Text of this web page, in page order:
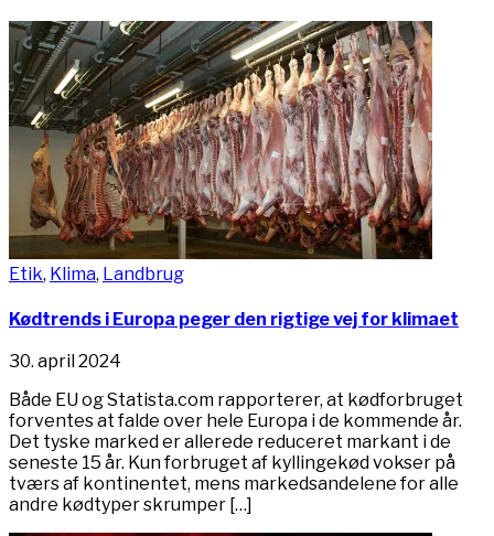
Etik, Klima, Landbrug
Kødtrends i Europa peger den rigtige vej for klimaet
30. april 2024
Både EU og Statista.com rapporterer, at kødforbruget
forventes at falde over hele Europa i de kommende år.
Det tyske marked er allerede reduceret markant i de
seneste 15 år. Kun forbruget af kyllingekød vokser på
tværs af kontinentet, mens markedsandelene for alle
andre kødtyper skrumper […]